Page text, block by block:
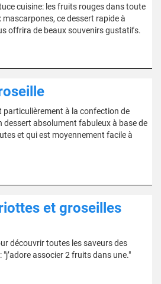
cuisine: les fruits rouges dans toute
ce dessert rapide à
offrira de beaux souvenirs gustatifs.
particulièrement à la confection de
dessert absolument fabuleux à base de
et qui est moyennement facile à
et groseilles
découvrir toutes les saveurs des
associer 2 fruits dans une."